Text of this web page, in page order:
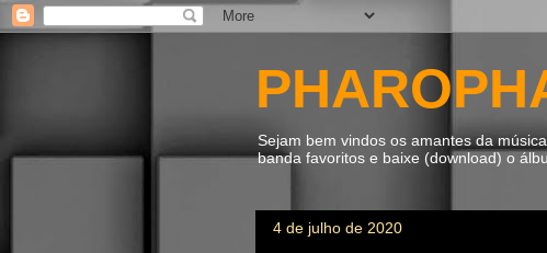
Sejam bem vindos os amantes da
banda favoritos e baixe (download) o
4 de julho de 2020